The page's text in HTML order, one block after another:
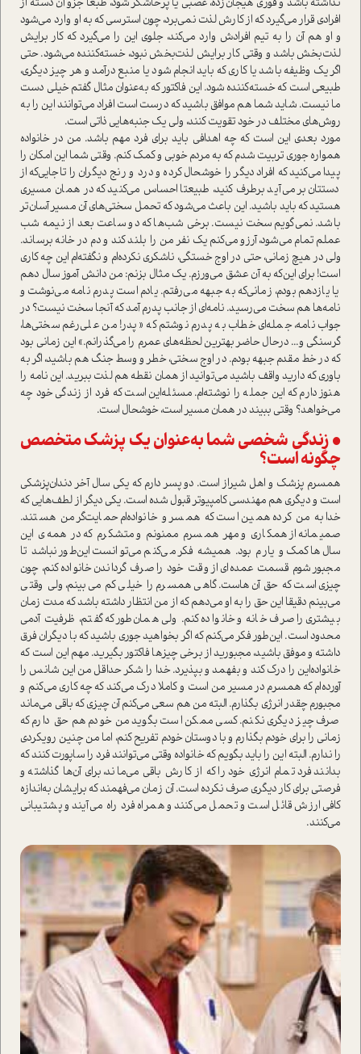
نداشته باشد و فوری هیجان‌زده، عصبی یا پرخاشگر شود، طبعا جزو آن دسته از
افرادی قرار می‌گیرد که از کارش لذت نمی‌برد، چون ا‌سترسی که به او وارد می‌شود
و او هم آن را به تیم افرادش وارد می‌کند، جلوی این را می‌گیرد که کار برایش
لذت‌بخش باشد و وقتی کار برایش لذت‌بخش نبود، خسته‌کننده می‌شود. حتی
اگر یک وظیفه باشد یا کاری که باید انجام شود یا منبع در‌آمد و هر چیز د‌یگری،
طبیعی ا‌ست که خسته‌کننده ‌شود. این فاکتور که به‌عنوان مثال گفتم خیلی دست
ما نیست. شاید شما هم موافق باشید که درست ا‌ست افراد می‌توانند این را به
روش‌های مختلف در خود تقویت کنند، ولی یک جنبه‌هایی ذاتی ا‌ست.
مورد بعدی این ا‌ست که چه اهدافی باید برای فرد مهم باشد. من در خانواده
همواره جوری تربیت شدم که به مردم خوبی و کمک کنم. وقتی شما این امکان را
پیدا می‌کنید که افراد دیگر را خوشحال کرده و درد و رنج دیگران را تا‌جایی‌که از
دستتان بر می‌آید برطرف کنید، طبیعتا احساس می‌کنید که در همان مسیری
هستید که باید باشید. این باعث می‌شود که تحمل سختی‌های آن مسیر آسان‌تر
باشد. نمی‌گویم سخت نیست. برخی شب‌ها که دو ساعت بعد از نیمه شب
عملم تمام می‌شود، آرزو می‌کنم یک نفر من را بلند کند و دم در خانه برساند.
ولی در هیچ زمانی، حتی در اوج خستگی، ناشکری نکرده‌ام و نگفته‌ام این چه کاری
ا‌ست! برای این‌که به آن عشق می‌ورزم. یک مثال بزنم: من دانش آموز سال دهم
یا یازدهم بودم، زمانی‌که به جبهه می‌رفتم. یادم ا‌ست پدرم نامه می‌نوشت و
نامه‌ها هم سخت می‌رسید. نامه‌ای از جانب پدرم آمد که آنجا سخت نیست؟ در
جواب نامه، جمله‌ای خطاب به پدرم نوشتم که «پدر! من علی‌رغم سختی‌ها،
گرسنگی و... در‌حال حاضر بهترین لحظه‌های عمرم را می‌گذرانم.» این زمانی بود
که در خط مقدم جبهه بودم. در اوج سختی، خطر و وسط جنگ هم باشید، اگر به
باوری که دارید واقف باشید می‌توانید از همان نقطه هم لذت ببرید‌. این نامه را
هنوز دارم که این جمله را نوشته‌ام. مسئله‌این ا‌ست که فرد از زندگی خود چه
می‌خواهد؟ وقتی ببیند در همان مسیر ا‌ست، خوشحال ا‌ست.
• زندگی شخصی شما به‌عنوان یک پزشک متخصص
چگونه ا‌ست؟
همسرم پزشک و اهل شیراز ا‌ست. دو پسر دارم که یکی سال آخر دندان‌پزشکی
ا‌ست و د‌یگری هم مهندسی کامپیوتر قبول شده ا‌ست. یکی دیگر از لطف‌هایی که
خدا به من کرده همین ا‌ست که همسر و خانواده‌ام حمایت‌گر من هستند‌.
صمیمانه از همکاری و مهر همسرم ممنونم و متشکرم که در همه‌ی این
سال‌ها کمک و یارم بود. همیشه فکر می‌کنم می‌توانست این‌طور نباشد تا
مجبور شوم قسمت عمده‌ای از وقت خود را صرف گرداندن خانواده کنم، چون
چیزی ا‌ست که حق آن‌ها‌ست. گاهی همسرم را خیلی کم می‌بینم، ولی وقتی
می‌بینم دقیقا این حق را به او می‌دهم که از من انتظار داشته باشد که مدت زمان
بیشتری را صرف خانه و خانواده کنم. ولی همان‌طور که گفتم، ظرفیت آدمی
محدود ا‌ست. این‌طور فکر می‌کنم که اگر بخواهید جوری باشید که با دیگران فرق
داشته و موفق باشید، مجبورید از برخی چیزها فاکتور بگیرید. مهم این ا‌ست که
خانواده‌این را درک کند و بفهمد و بپذیرد. خدا را شکر حداقل من این شانس را
آورده‌ام که همسرم در مسیر من ا‌ست و کاملا درک می‌کند که چه کاری می‌کنم و
مجبورم چقدر انرژی بگذارم. البته من هم سعی می‌کنم آن چیزی که باقی می‌ماند
صرف چیز د‌یگری نکنم. کسی ممکن ا‌ست بگوید من خودم هم حق دارم که
زمانی را برای خودم بگذارم و با دوستان خودم تفریح کنم، اما من چنین رویکردی
را ندارم. البته این را باید بگویم که خانواده وقتی می‌توانند فرد را ساپورت کنند که
بدانند فرد تمام انرژی خود را که از کارش باقی می‌ماند، برای آن‌ها گذاشته و
فرصتی برای کار د‌یگری صرف نکرده ا‌ست. آن زمان می‌فهمند که برایشان به‌اندازه
کافی ارزش قائل ا‌ست و تحمل می‌کنند و همراه فرد راه می‌آیند و پشتیبانی
می‌کنند.